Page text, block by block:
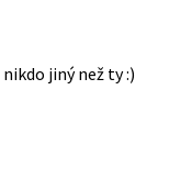
nikdo jiný než ty :)